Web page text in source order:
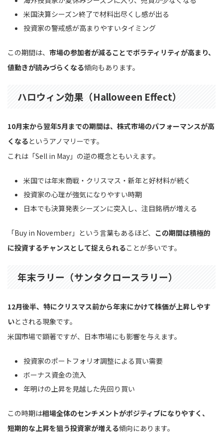
米国決算シーズン終了で材料出尽くし感が出る
投資家の警戒感が高まりやすいタイミング
この期間は、 市場の参加者が減ることでボラティリティが高まり、
値動きが読みづらくなる傾向もあります。
ハロウィン効果（Halloween Effect）
10月末から翌年5月までの期間は、株式市場のパフォーマンスが高
くなるというアノマリーです。
これは「Sell in May」の逆の概念ともいえます。
米国では年末商戦・クリスマス・新年と好材料が続く
投資家の心理が強気になりやすい時期
日本でも決算発表シーズンに突入し、注目銘柄が増える
「Buy in November」という言葉もあるほど、 この期間は積極的
に投資するチャンスとして捉えられることが多いです。
年末ラリー（サンタクロースラリー）
12月後半、特にクリスマス前から年末にかけて株価が上昇しやす
いとされる現象です。
米国市場で顕著ですが、日本市場にも影響を与えます。
投資家のポートフォリオ調整による買い需要
ボーナス資金の流入
年明けの上昇を見越した先回り買い
この時期は相場全体のセンチメントがポジティブになりやすく、
短期的な上昇を狙う投資家が増える傾向にあります。